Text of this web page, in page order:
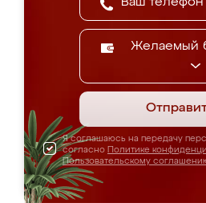
Желаемый
Я соглашаюсь на передачу
согласно Политике
Пользовательскому